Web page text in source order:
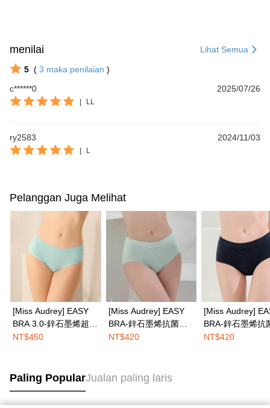
menilai Lihat Semua
5 ( 3 maka penilaian )
c******0
2025/07/26
LL
ry2583 2024/11/03
L
Pelanggan Juga Melihat
[Miss Audrey] EASY
BRA 3.0-鋅石墨烯超包
覆無縫中腰三角內褲-
NT$450
[Miss Audrey] EASY
BRA-鋅石墨烯抗菌無
縫超彈力三角內褲-粉
NT$420
[Miss Audrey]
BRA-鋅石墨烯抗
縫超彈力三角內
NT$420
Paling PopularJualan paling laris